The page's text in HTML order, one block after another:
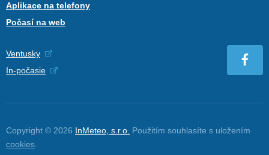
Aplikace na telefony
Počasí na web
Ventusky
In-počasie
Copyright © 2026 InMeteo, s.r.o. Použitím souhlasíte s uložením
cookies